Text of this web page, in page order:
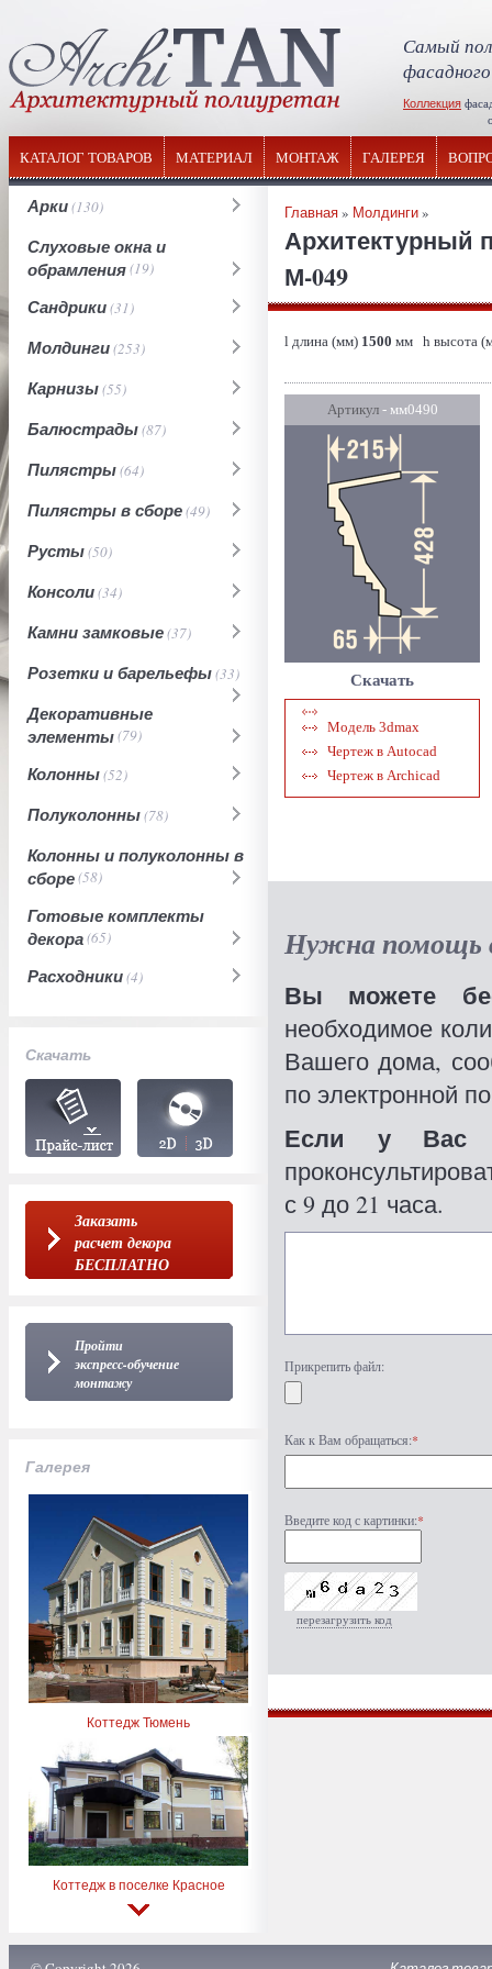
Самый
Коллекция
КАТАЛОГ ТОВАРОВ МАТЕРИАЛ МОНТАЖ ГАЛЕРЕЯ
Арки(130)
Слуховые окна и
обрамления(19)
Сандрики(31)
Молдинги(253)
Карнизы(55)
Балюстрады(87)
Пилястры(64)
Пилястры в сборе(49)
Русты(50)
Консоли(34)
Камни замковые(37)
Розетки и барельефы(33)
Декоративные
элементы(79)
Колонны(52)
Полуколонны(78)
Колонны и полуколонны в
сборе(58)
Готовые комплекты
декора(65)
Расходники(4)
Скачать
Заказать
расчет декора
БЕСПЛАТНО
Пройти
экспресс-обучение
монтажу
Галерея
Коттедж Тюмень
Коттедж в поселке Красное
Главная» Молдинги»
Архитектурный
М-049
l длина (мм) 1500 мм h высота
Артикул- мм0490
Скачать
Модель 3dmax
Чертеж в Autocad
Чертеж в Archicad
Нужна помощь
Вы можете
необходимое
Вашего дома,
по электронной
Если у Вас
с 9 до 21 часа.
Прикрепить файл:
Как к Вам обращаться:*
Введите код с картинки:*
перезагрузить код